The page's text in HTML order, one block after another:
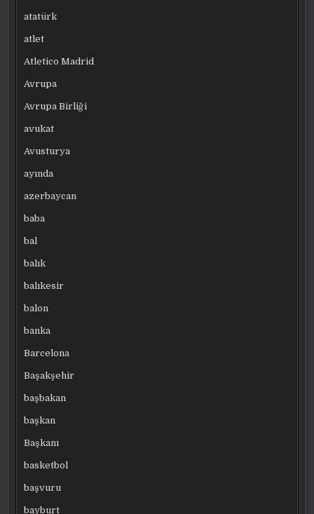
atatürk
atlet
Atletico Madrid
Avrupa
Avrupa Birliği
avukat
Avusturya
ayında
azerbaycan
baba
bal
balık
balıkesir
balon
banka
Barcelona
Başakşehir
başbakan
başkan
Başkanı
basketbol
başvuru
bayburt